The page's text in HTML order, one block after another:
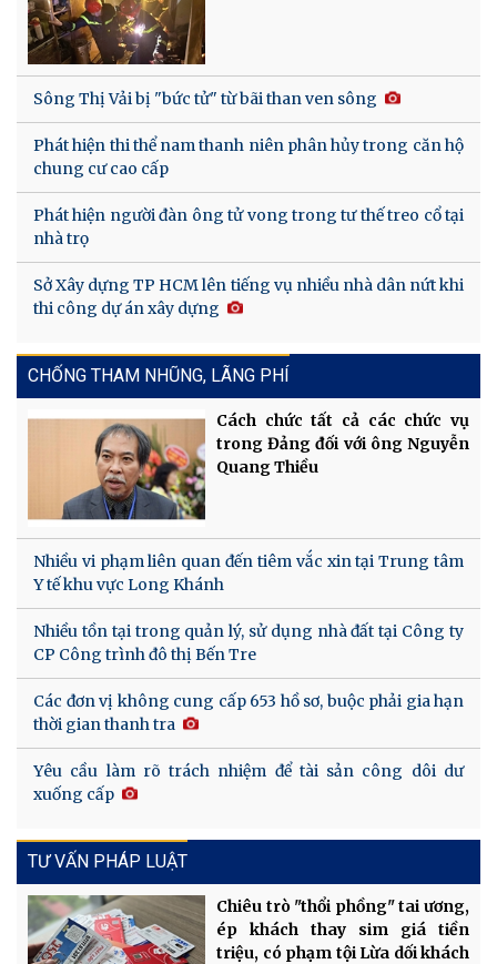
Sông Thị Vải bị "bức tử" từ bãi than ven sông
Phát hiện thi thể nam thanh niên phân hủy trong căn hộ
chung cư cao cấp
Phát hiện người đàn ông tử vong trong tư thế treo cổ tại
nhà trọ
Sở Xây dựng TP HCM lên tiếng vụ nhiều nhà dân nứt khi
thi công dự án xây dựng
CHỐNG THAM NHŨNG, LÃNG PHÍ
Cách chức tất cả các chức vụ
trong Đảng đối với ông Nguyễn
Quang Thiều
Nhiều vi phạm liên quan đến tiêm vắc xin tại Trung tâm
Y tế khu vực Long Khánh
Nhiều tồn tại trong quản lý, sử dụng nhà đất tại Công ty
CP Công trình đô thị Bến Tre
Các đơn vị không cung cấp 653 hồ sơ, buộc phải gia hạn
thời gian thanh tra
Yêu cầu làm rõ trách nhiệm để tài sản công dôi dư
xuống cấp
TƯ VẤN PHÁP LUẬT
Chiêu trò "thổi phồng" tai ương,
ép khách thay sim giá tiền
triệu, có phạm tội Lừa dối khách